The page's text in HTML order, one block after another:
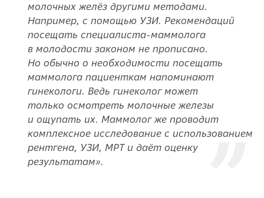
молочных желёз другими методами.
Например, с помощью УЗИ. Рекомендаций
посещать специалиста-маммолога
в молодости законом не прописано.
Но обычно о необходимости посещать
маммолога пациенткам напоминают
гинекологи. Ведь гинеколог может
только осмотреть молочные железы
и ощупать их. Маммолог же проводит
комплексное исследование с использованием
рентгена, УЗИ, МРТ и даёт оценку
результатам».